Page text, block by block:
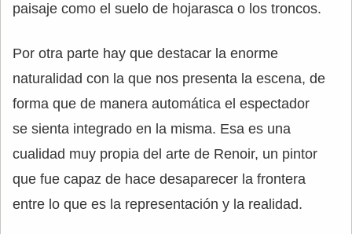
paisaje como el suelo de hojarasca o los troncos.
Por otra parte hay que destacar la enorme
naturalidad con la que nos presenta la escena, de
forma que de manera automática el espectador
se sienta integrado en la misma. Esa es una
cualidad muy propia del arte de Renoir, un pintor
que fue capaz de hace desaparecer la frontera
entre lo que es la representación y la realidad.